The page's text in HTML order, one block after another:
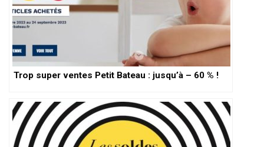
Trop super ventes Petit Bateau : jusqu’à – 60 % !